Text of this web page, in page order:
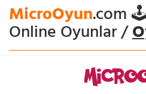
MicroOyun.com
Online Oyunlar /